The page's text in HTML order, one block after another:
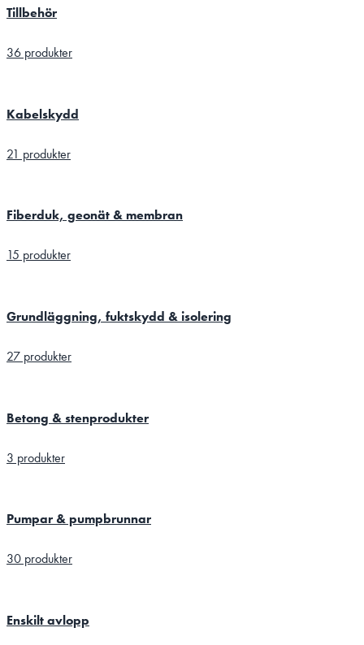
Tillbehör
36 produkter
Kabelskydd
21 produkter
Fiberduk, geonät & membran
15 produkter
Grundläggning, fuktskydd & isolering
27 produkter
Betong & stenprodukter
3 produkter
Pumpar & pumpbrunnar
30 produkter
Enskilt avlopp